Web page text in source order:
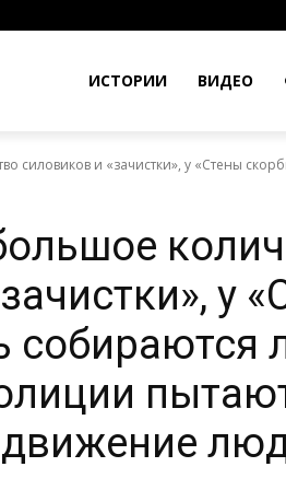
ИСТОРИИ ВИДЕО
силовиков и «зачистки», у «Стены
у
собираются
движение